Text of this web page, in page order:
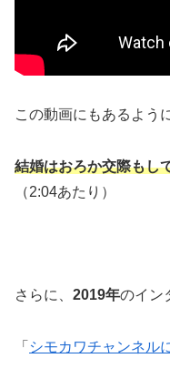
この動画にもあるよう
結婚はおろか交際もし
（2:04あたり）
さらに、 2019年のイン
「 シモカワチャンネル